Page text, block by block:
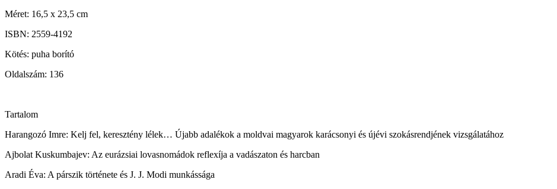
Méret: 16,5 x 23,5 cm
ISBN: 2559-4192
Kötés: puha borító
Oldalszám: 136
Tartalom
Harangozó Imre: Kelj fel, keresztény lélek… Újabb adalékok a moldvai magyarok karácsonyi és újévi szokásrendjének vizsgálatához
Ajbolat Kuskumbajev: Az eurázsiai lovasnomádok reflexíja a vadászaton és harcban
Aradi Éva: A párszik története és J. J. Modi munkássága